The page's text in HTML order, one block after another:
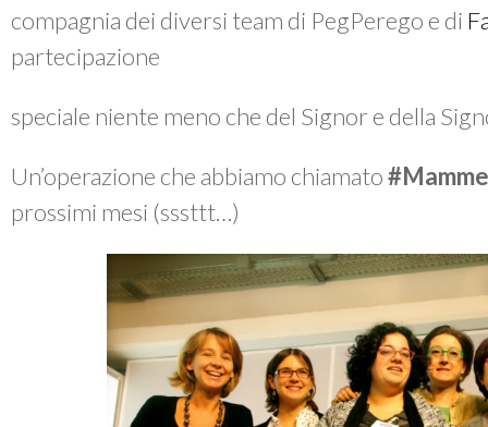
compagnia dei diversi team di PegPerego e di
partecipazione
speciale niente meno che del Signor e della
Un’operazione che abbiamo chiamato
prossimi mesi (sssttt…)